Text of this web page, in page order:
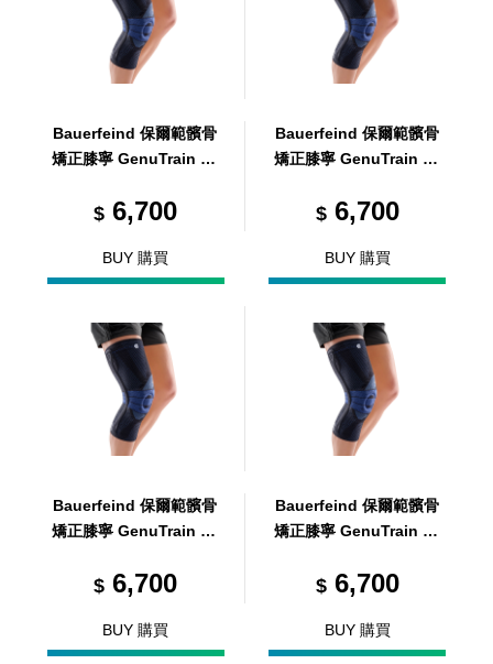
Bauerfeind 保爾範髕骨
矯正膝寧 GenuTrain P3
$6,700
BUY 購買
Bauerfeind 保爾範髕骨
矯正膝寧 GenuTrain P3
$6,700
BUY 購買
Bauerfeind 保爾範髕骨
矯正膝寧 GenuTrain P3
$6,700
BUY 購買
Bauerfeind 保爾範髕骨
矯正膝寧 GenuTrain P3
$6,700
BUY 購買